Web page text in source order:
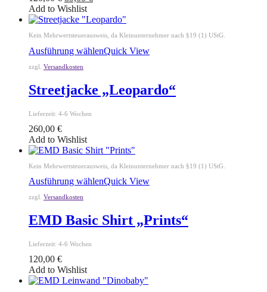
Add to Wishlist
Kein Mehrwertsteuerausweis, da Kleinunternehmer nach §19 (1) UStG.
Ausführung wählenQuick View
zzgl. Versandkosten
Streetjacke „Leopardo“
Lieferzeit: 4-6 Wochen
260,00 €
Add to Wishlist
Kein Mehrwertsteuerausweis, da Kleinunternehmer nach §19 (1) UStG.
Ausführung wählenQuick View
zzgl. Versandkosten
EMD Basic Shirt „Prints“
Lieferzeit: 4-6 Wochen
120,00 €
Add to Wishlist